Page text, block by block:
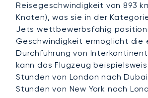
Reisegeschwindigkeit von 893
Knoten), was sie in der
Jets wettbewerbsfähig
Geschwindigkeit ermöglicht die
Durchführung von
kann das Flugzeug
Stunden von London nach
Stunden von New York nach